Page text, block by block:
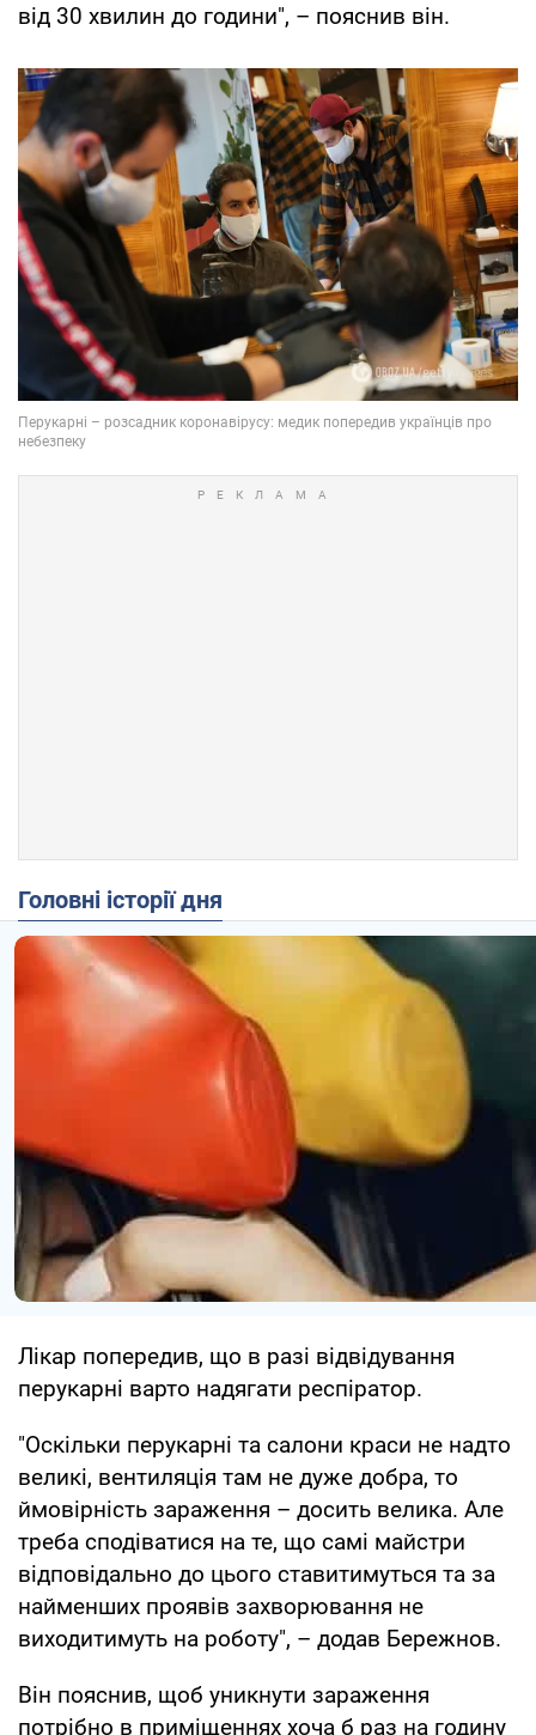
від 30 хвилин до години", – пояснив він.
Головні історії дня
Лікар попередив, що в разі відвідування
перукарні варто надягати респіратор.
"Оскільки перукарні та салони краси не надто
великі, вентиляція там не дуже добра, то
ймовірність зараження – досить велика. Але
треба сподіватися на те, що самі майстри
відповідально до цього ставитимуться та за
найменших проявів захворювання не
виходитимуть на роботу", – додав Бережнов.
Він пояснив, щоб уникнути зараження
потрібно в приміщеннях хоча б раз на годину